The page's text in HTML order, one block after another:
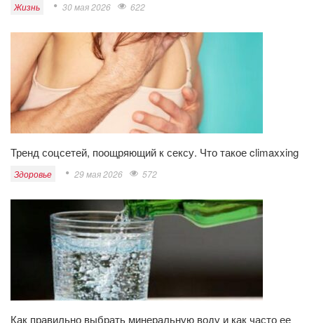
Жизнь 30 мая 2026 622
Тренд соцсетей, поощряющий к сексу. Что такое climaxxing
Здоровье 29 мая 2026 572
Как правильно выбрать минеральную воду и как часто ее